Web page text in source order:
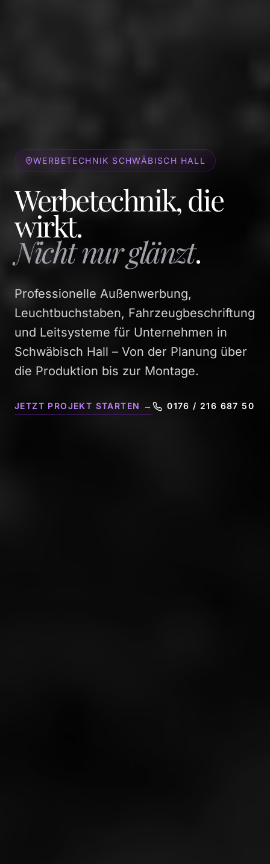
WERBETECHNIK SCHWÄBISCH HALL
Werbetechnik, die
wirkt.
Nicht nur glänzt.
Professionelle Außenwerbung,
Leuchtbuchstaben, Fahrzeugbeschriftung
und Leitsysteme für Unternehmen in
Schwäbisch Hall – Von der Planung über
die Produktion bis zur Montage.
JETZT PROJEKT STARTEN → 0176 / 216 687 50